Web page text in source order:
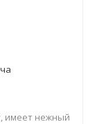
имеет нежный